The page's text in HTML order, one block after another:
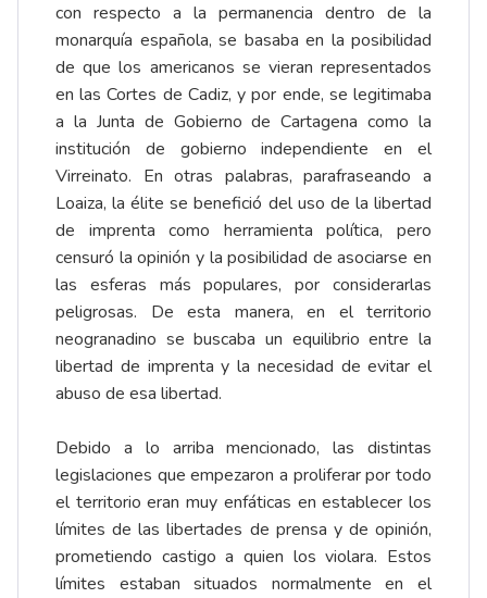
con respecto a la permanencia dentro de la
monarquía española, se basaba en la posibilidad
de que los americanos se vieran representados
en las Cortes de Cadiz, y por ende, se legitimaba
a la Junta de Gobierno de Cartagena como la
institución de gobierno independiente en el
Virreinato. En otras palabras, parafraseando a
Loaiza, la élite se benefició del uso de la libertad
de imprenta como herramienta política, pero
censuró la opinión y la posibilidad de asociarse en
las esferas más populares, por considerarlas
peligrosas. De esta manera, en el territorio
neogranadino se buscaba un equilibrio entre la
libertad de imprenta y la necesidad de evitar el
abuso de esa libertad.
Debido a lo arriba mencionado, las distintas
legislaciones que empezaron a proliferar por todo
el territorio eran muy enfáticas en establecer los
límites de las libertades de prensa y de opinión,
prometiendo castigo a quien los violara. Estos
límites estaban situados normalmente en el